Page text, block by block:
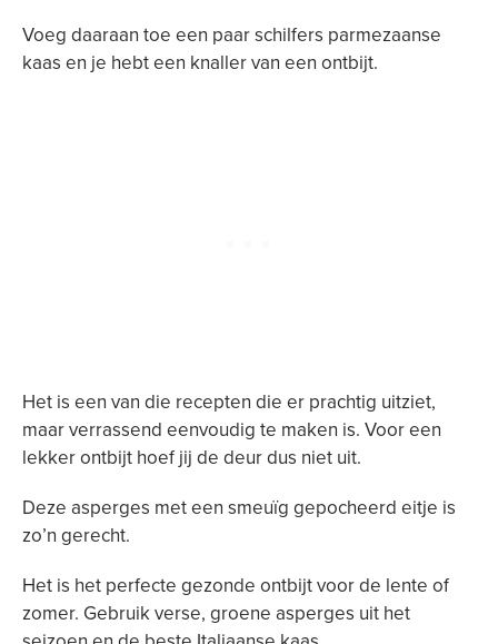
Voeg daaraan toe een paar schilfers parmezaanse
kaas en je hebt een knaller van een ontbijt.
Het is een van die recepten die er prachtig uitziet,
maar verrassend eenvoudig te maken is. Voor een
lekker ontbijt hoef jij de deur dus niet uit.
Deze asperges met een smeuïg gepocheerd eitje is
zo’n gerecht.
Het is het perfecte gezonde ontbijt voor de lente of
zomer. Gebruik verse, groene asperges uit het